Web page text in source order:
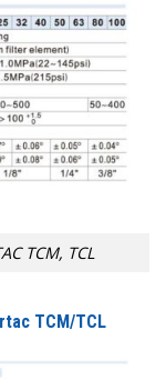
TCM, TCL
TCM/TCL